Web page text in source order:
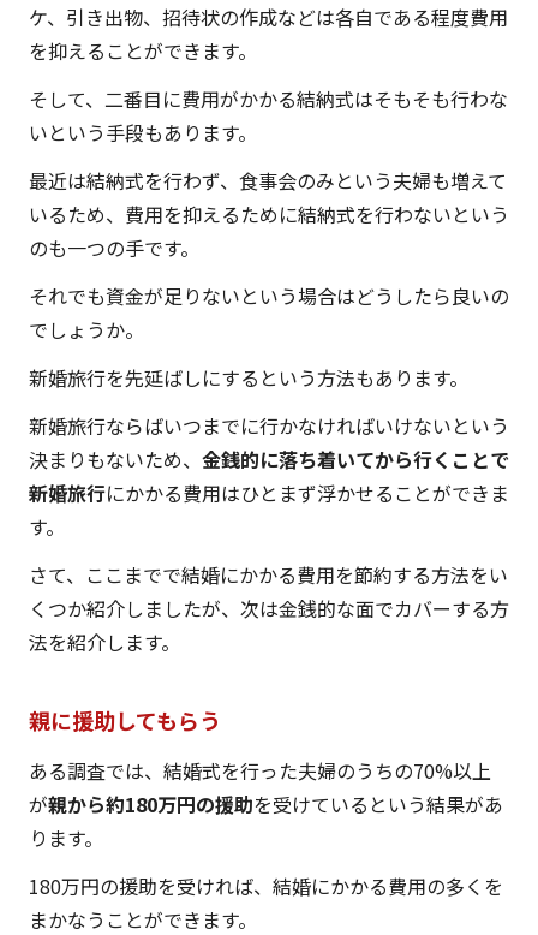
ケ、引き出物、招待状の作成などは各自である程度費用
を抑えることができます。
そして、二番目に費用がかかる結納式はそもそも行わな
いという手段もあります。
最近は結納式を行わず、食事会のみという夫婦も増えて
いるため、費用を抑えるために結納式を行わないという
のも一つの手です。
それでも資金が足りないという場合はどうしたら良いの
でしょうか。
新婚旅行を先延ばしにするという方法もあります。
新婚旅行ならばいつまでに行かなければいけないという
決まりもないため、 金銭的に落ち着いてから行くことで
新婚旅行にかかる費用はひとまず浮かせることができま
す。
さて、ここまでで結婚にかかる費用を節約する方法をい
くつか紹介しましたが、次は金銭的な面でカバーする方
法を紹介します。
親に援助してもらう
ある調査では、結婚式を行った夫婦のうちの70%以上
が親から約180万円の援助を受けているという結果があ
ります。
180万円の援助を受ければ、結婚にかかる費用の多くを
まかなうことができます。